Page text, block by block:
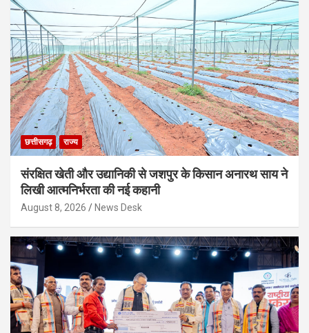
छत्तीसगढ़ राज्य
संरक्षित खेती और उद्यानिकी से जशपुर के किसान अनारथ साय ने
लिखी आत्मनिर्भरता की नई कहानी
August 8, 2026 News Desk